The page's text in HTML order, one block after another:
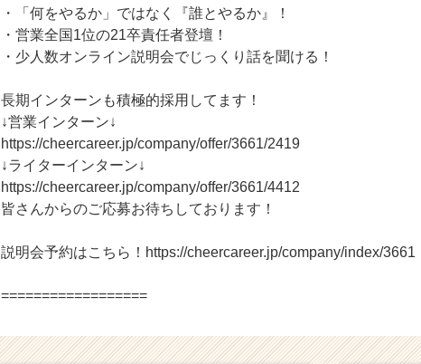
・「何をやるか」ではなく『誰とやるか』！
・営業全国1位の21卒責任者登壇！
・少人数オンライン説明会でじっくり話を聞ける！
長期インターンも積極的採用してます！
↓営業インターン↓
https://cheercareer.jp/company/offer/3661/2419
↓ライターインターン↓
https://cheercareer.jp/company/offer/3661/4412
皆さんからのご応募お待ちしております！
説明会予約はこちら！https://cheercareer.jp/company/index/3661
==================